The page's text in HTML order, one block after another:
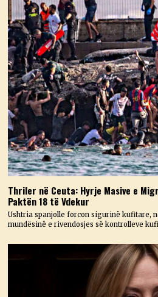
Thriler në Ceuta: Hyrje Masive e
Paktën 18 të Vdekur
Ushtria spanjolle forcon sigurinë kufitare,
mundësinë e rivendosjes së kontrolleve